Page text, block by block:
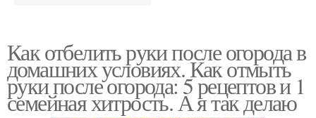
Как отбелить руки после огорода в
домашних условиях. Как отмыть
руки после огорода: 5 рецептов и 1
семейная хитрость. А я так делаю